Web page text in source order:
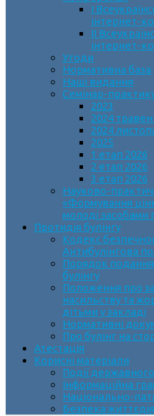
І
інтернет-
ІІ
інтернет-
Угоди
Нормативна база
Наші видання
Семінар-
2023
2024
2024
2025
1 етап 2026
2 етап 2026
3 етап 2026
Науково-
«Формування
молоді засобами
Протидія булінгу
Кодекс
Антибулінгова
Порядок
булінгу
Положення про
насильству та
дітьми у закладі
Нормативні
Про булінг на
Атестація
Корисні матеріали
Події
Інформаційна
Національно-
Безпека